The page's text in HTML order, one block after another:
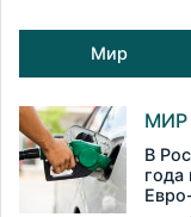
Мир
МИР
В
года